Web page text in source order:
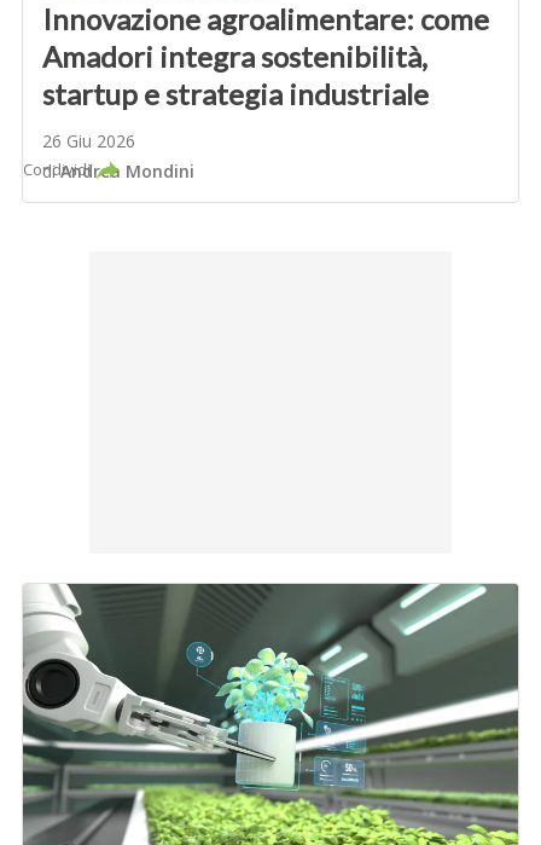
Innovazione agroalimentare: come
Amadori integra sostenibilità,
startup e strategia industriale
26 Giu 2026
diAndrea Mondini
Condividi